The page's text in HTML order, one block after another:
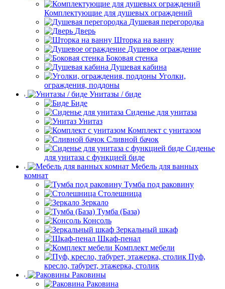
Комплектующие для душевых ограждений
Душевая перегородка
Дверь
Шторка на ванну
Душевое ограждение
Боковая стенка
Душевая кабина
Уголки,
ограждения, поддоны
Унитазы / биде
Биде
Сиденье для унитаза
Унитаз
Комплект с унитазом
Сливной бачок
Сиденье
для унитаза с функцией биде
Мебель для ванных
комнат
Тумба под раковину
Столешница
Зеркало
Тумба (База)
Консоль
Зеркальный шкаф
Шкаф-пенал
Комплект мебели
Пуф,
кресло, табурет, этажерка, столик
Раковины
Раковина